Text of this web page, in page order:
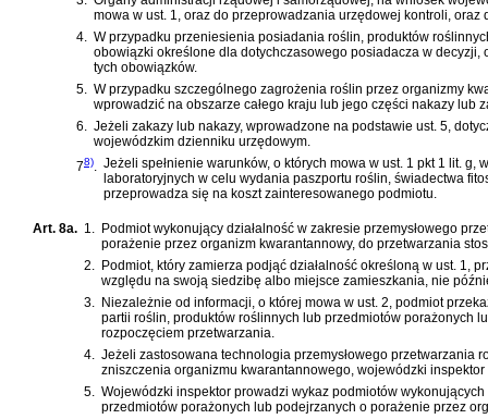
mowa w ust. 1, oraz do przeprowadzania urzędowej kontroli, oraz
4.
W przypadku przeniesienia posiadania roślin, produktów
obowiązki określone dla dotychczasowego posiadacza w
tych obowiązków.
5.
W przypadku szczególnego zagrożenia roślin przez organizmy
wprowadzić na obszarze całego kraju lub jego części nakazy lub
6.
Jeżeli zakazy lub nakazy, wprowadzone na podstawie ust. 5,
wojewódzkim dzienniku urzędowym.
78)
Jeżeli spełnienie warunków, o których mowa w ust. 1 pkt 1 lit.
laboratoryjnych w celu wydania paszportu roślin, świadectwa
przeprowadza się na koszt zainteresowanego podmiotu.
Art. 8a. 1.
Podmiot wykonujący działalność w zakresie przemysłowego
porażenie przez organizm kwarantannowy, do przetwarzania
2.
Podmiot, który zamierza podjąć działalność określoną w ust. 1,
względu na swoją siedzibę albo miejsce zamieszkania, nie
3.
Niezależnie od informacji, o której mowa w ust. 2, podmiot
partii roślin, produktów roślinnych lub przedmiotów porażonych
rozpoczęciem przetwarzania.
4.
Jeżeli zastosowana technologia przemysłowego przetwarzania
zniszczenia organizmu kwarantannowego, wojewódzki inspektor
5.
Wojewódzki inspektor prowadzi wykaz podmiotów
przedmiotów porażonych lub podejrzanych o porażenie przez